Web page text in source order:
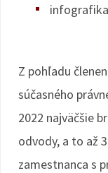
Z pohľadu
súčasného
2022 najväčšie
odvody, a to až
zamestnanca s